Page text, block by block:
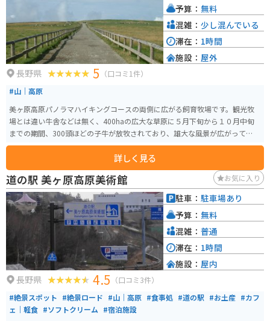
長野県 5 （口コミ1件）
#山｜高原
美ヶ原高原パノラマハイキングコースの両側に広がる飼育牧場です。観光牧
場とは違い牛舎などは無く、400haの広大な草原に５月下旬から１０月中旬
までの期間、300頭ほどの子牛が放牧されており、雄大な風景が広がっていま
す。ビーナスラインからアクセスできます。
詳しく見る
予算： 無料
混雑： 少し混んでいる
滞在： 1時間
施設： 屋外
道の駅 美ヶ原高原美術館 お気に入り
長野県 4.5 （口コミ3件）
#絶景スポット #絶景ロード #山｜高原 #食事処 #道の駅 #お土産 #カフ
ェ｜軽食 #ソフトクリーム #宿泊施設
駐車： 駐車場あり
予算： 無料
混雑： 普通
滞在： 1時間
施設： 屋内